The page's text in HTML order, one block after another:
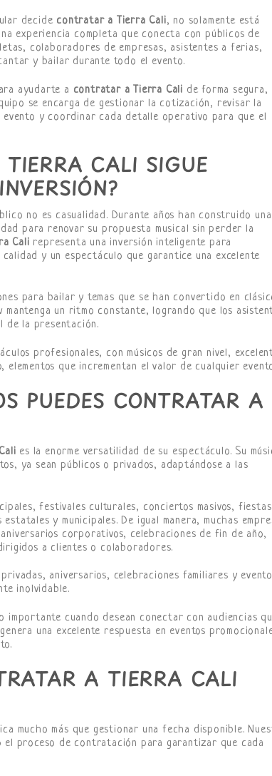
decide contratar a Tierra Cali, no solamente está
experiencia completa que conecta con públicos de
colaboradores de empresas, asistentes a ferias,
y bailar durante todo el evento.
ayudarte a contratar a Tierra Cali de forma segura,
se encarga de gestionar la cotización, revisar la
y coordinar cada detalle operativo para que el
CALI SIGUE
no es casualidad. Durante años han construido una
para renovar su propuesta musical sin perder la
Cali representa una inversión inteligente para
y un espectáculo que garantice una excelente
para bailar y temas que se han convertido en
un ritmo constante, logrando que los
de la presentación.
profesionales, con músicos de gran nivel,
que incrementan el valor de cualquier
PUEDES CONTRATAR A
es la enorme versatilidad de su espectáculo. Su
ya sean públicos o privados, adaptándose a las
festivales culturales, conciertos masivos, fiestas
y municipales. De igual manera, muchas
corporativos, celebraciones de fin de año,
a clientes o colaboradores.
aniversarios, celebraciones familiares y
inolvidable.
importante cuando desean conectar con audiencias
una excelente respuesta en eventos
A TIERRA CALI
mucho más que gestionar una fecha disponible.
proceso de contratación para garantizar que cada